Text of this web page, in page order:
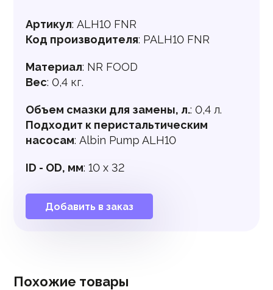
Артикул: ALH10 FNR
Код производителя: PALH10 FNR
Материал: NR FOOD
Вес: 0,4 кг.
Объем смазки для замены, л.: 0,4 л.
Подходит к перистальтическим
насосам: Albin Pump ALH10
ID - OD, мм: 10 x 32
Добавить в заказ
Похожие товары